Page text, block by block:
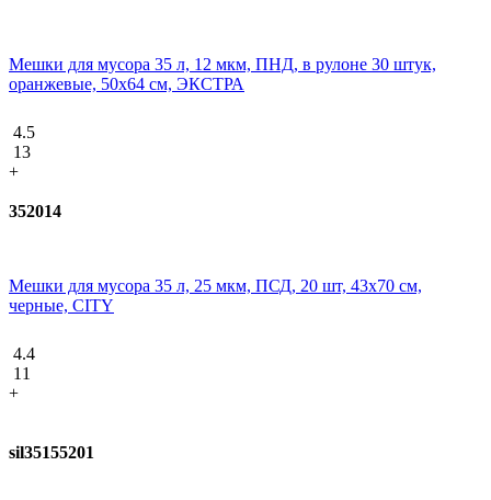
Мешки для мусора 35 л, 12 мкм, ПНД, в рулоне 30 штук,
оранжевые, 50х64 см, ЭКСТРА
4.5
13
+
352014
Мешки для мусора 35 л, 25 мкм, ПСД, 20 шт, 43х70 см,
черные, CITY
4.4
11
+
sil35155201